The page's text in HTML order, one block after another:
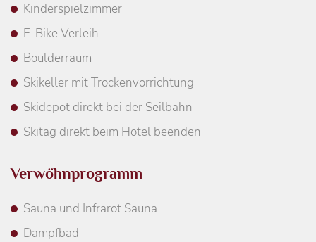
Kinderspielzimmer
E-Bike Verleih
Boulderraum
Skikeller mit Trockenvorrichtung
Skidepot direkt bei der Seilbahn
Skitag direkt beim Hotel beenden
Verwöhnprogramm
Sauna und Infrarot Sauna
Dampfbad